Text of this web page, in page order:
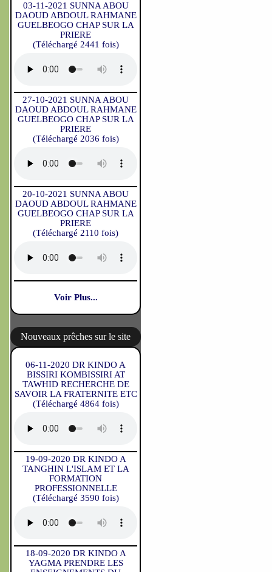
03-11-2021 SUNNA ABOU
DAOUD ABDOUL RAHMANE
GUELBEOGO CHAP SUR LA
PRIERE
(Téléchargé 2441 fois)
27-10-2021 SUNNA ABOU
DAOUD ABDOUL RAHMANE
GUELBEOGO CHAP SUR LA
PRIERE
(Téléchargé 2036 fois)
20-10-2021 SUNNA ABOU
DAOUD ABDOUL RAHMANE
GUELBEOGO CHAP SUR LA
PRIERE
(Téléchargé 2110 fois)
Voir Plus...
Nouveaux prêches sur le site
06-11-2020 DR KINDO A
BISSIRI KOMBISSIRI AT
TAWHID RECHERCHE DE
SAVOIR LA FRATERNITE ETC
(Téléchargé 4864 fois)
19-09-2020 DR KINDO A
TANGHIN L'ISLAM ET LA
FORMATION
PROFESSIONNELLE
(Téléchargé 3590 fois)
18-09-2020 DR KINDO A
YAGMA PRENDRE LES